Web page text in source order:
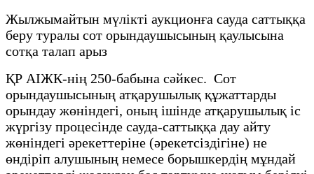
Жылжымайтын мүлікті аукционға сауда саттыққа
беру туралы сот орындаушысының қаулысына
сотқа талап арыз
ҚР АІЖК-нің 250-бабына сәйкес. Сот
орындаушысының атқарушылық құжаттарды
орындау жөніндегі, оның ішінде атқарушылық іс
жүргізу процесінде сауда-саттыққа дау айту
жөніндегі әрекеттеріне (әрекетсіздігіне) не
өндіріп алушының немесе борышкердің мұндай